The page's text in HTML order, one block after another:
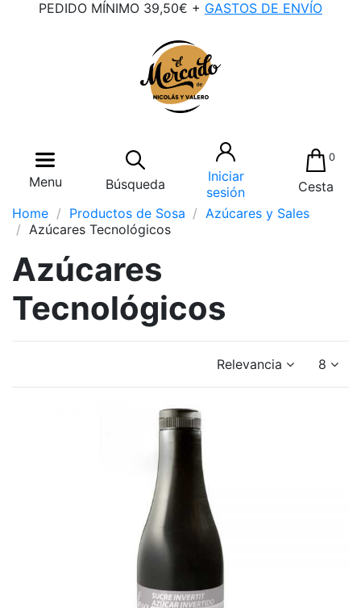
PEDIDO MÍNIMO 39,50€ + GASTOS DE ENVÍO
Menu Búsqueda
Iniciar
sesión
0
Cesta
Home
Productos de Sosa
Azúcares y Sales
Azúcares Tecnológicos
Azúcares
Tecnológicos
Relevancia 8